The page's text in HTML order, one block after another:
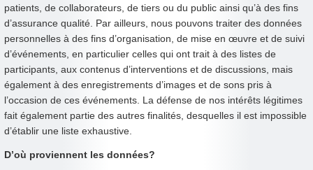
patients, de collaborateurs, de tiers ou du public ainsi qu’à des fins
d’assurance qualité. Par ailleurs, nous pouvons traiter des données
personnelles à des fins d’organisation, de mise en œuvre et de suivi
d’événements, en particulier celles qui ont trait à des listes de
participants, aux contenus d’interventions et de discussions, mais
également à des enregistrements d’images et de sons pris à
l’occasion de ces événements. La défense de nos intérêts légitimes
fait également partie des autres finalités, desquelles il est impossible
d’établir une liste exhaustive.
D’où proviennent les données?